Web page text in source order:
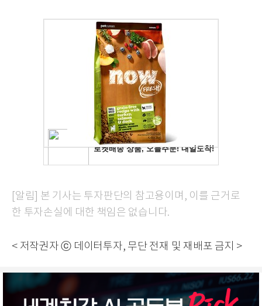
[알림] 본 기사는 투자판단의 참고용이며, 이를 근거로
한 투자손실에 대한 책임은 없습니다.
< 저작권자 ⓒ 데이터투자, 무단 전재 및 재배포 금지 >